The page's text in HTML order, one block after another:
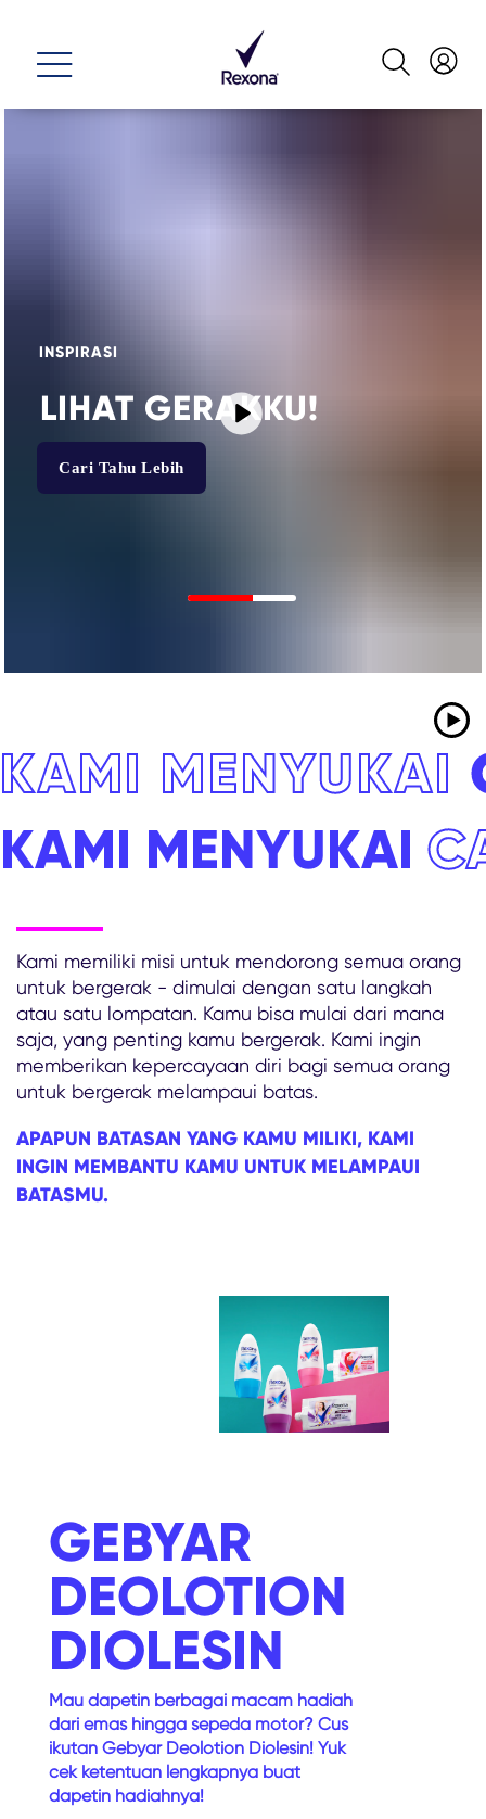
LIHAT GERAKKU!
INSPIRASI
Cari Tahu Lebih
Play video LIHAT
KAMI MENYUKAI
KAMI MENYUKAI
Kami memiliki misi untuk mendorong semua orang
untuk bergerak - dimulai dengan satu langkah
atau satu lompatan. Kamu bisa mulai dari mana
saja, yang penting kamu bergerak. Kami ingin
memberikan kepercayaan diri bagi semua orang
untuk bergerak melampaui batas.
APAPUN BATASAN YANG KAMU MILIKI, KAMI
INGIN MEMBANTU KAMU UNTUK MELAMPAUI
BATASMU.
GEBYAR
DEOLOTION
DIOLESIN
Mau dapetin berbagai macam hadiah
dari emas hingga sepeda motor? Cus
ikutan Gebyar Deolotion Diolesin! Yuk
cek ketentuan lengkapnya buat
dapetin hadiahnya!